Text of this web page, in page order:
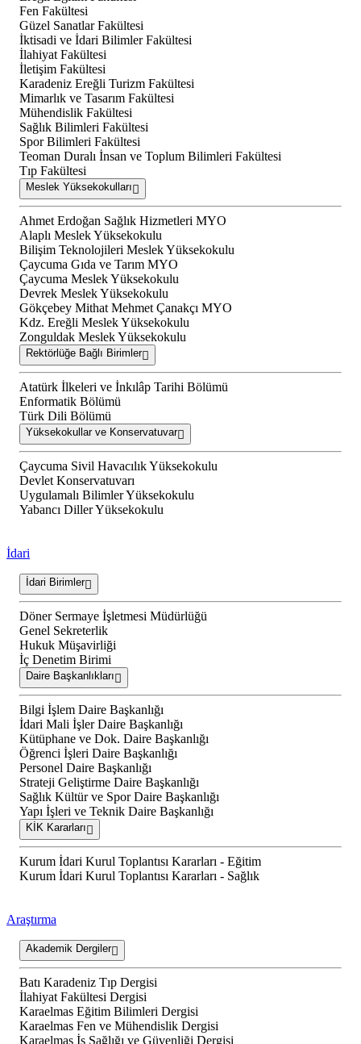
Fen Fakültesi
Güzel Sanatlar Fakültesi
İktisadi ve İdari Bilimler Fakültesi
İlahiyat Fakültesi
İletişim Fakültesi
Karadeniz Ereğli Turizm Fakültesi
Mimarlık ve Tasarım Fakültesi
Mühendislik Fakültesi
Sağlık Bilimleri Fakültesi
Spor Bilimleri Fakültesi
Teoman Duralı İnsan ve Toplum Bilimleri Fakültesi
Tıp Fakültesi
Meslek Yüksekokulları
Ahmet Erdoğan Sağlık Hizmetleri MYO
Alaplı Meslek Yüksekokulu
Bilişim Teknolojileri Meslek Yüksekokulu
Çaycuma Gıda ve Tarım MYO
Çaycuma Meslek Yüksekokulu
Devrek Meslek Yüksekokulu
Gökçebey Mithat Mehmet Çanakçı MYO
Kdz. Ereğli Meslek Yüksekokulu
Zonguldak Meslek Yüksekokulu
Rektörlüğe Bağlı Birimler
Atatürk İlkeleri ve İnkılâp Tarihi Bölümü
Enformatik Bölümü
Türk Dili Bölümü
Yüksekokullar ve Konservatuvar
Çaycuma Sivil Havacılık Yüksekokulu
Devlet Konservatuvarı
Uygulamalı Bilimler Yüksekokulu
Yabancı Diller Yüksekokulu
İdari
İdari Birimler
Döner Sermaye İşletmesi Müdürlüğü
Genel Sekreterlik
Hukuk Müşavirliği
İç Denetim Birimi
Daire Başkanlıkları
Bilgi İşlem Daire Başkanlığı
İdari Mali İşler Daire Başkanlığı
Kütüphane ve Dok. Daire Başkanlığı
Öğrenci İşleri Daire Başkanlığı
Personel Daire Başkanlığı
Strateji Geliştirme Daire Başkanlığı
Sağlık Kültür ve Spor Daire Başkanlığı
Yapı İşleri ve Teknik Daire Başkanlığı
KİK Kararları
Kurum İdari Kurul Toplantısı Kararları - Eğitim
Kurum İdari Kurul Toplantısı Kararları - Sağlık
Araştırma
Akademik Dergiler
Batı Karadeniz Tıp Dergisi
İlahiyat Fakültesi Dergisi
Karaelmas Eğitim Bilimleri Dergisi
Karaelmas Fen ve Mühendislik Dergisi
Karaelmas İş Sağlığı ve Güvenliği Dergisi